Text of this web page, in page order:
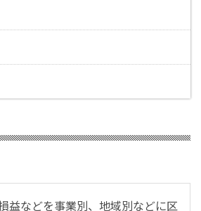
益などを事業別、地域別などに区